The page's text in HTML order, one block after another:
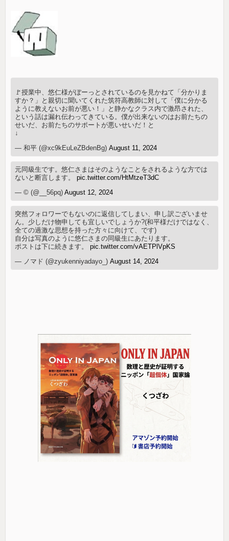
🚩授業中、悠仁様がぼーっとされているのを見かねて「分かりま
すか？」と親切に聞いてくれた筑符高教師に対して「僕に分かる
ように教えないお前が悪い！」と静かなクラス内で激昂された、
という話は漏れ伝わってきている。僕が出来ないのはお前たちの
せいだ、お前たちのサポートが悪いせいだ！と
↓
— 和平 (@xc9kEuLeZBdenBg)August 11, 2024
元同級生です。悠仁さまはそのようなことをされるような方では
ないと断言します。pic.twitter.com/HtMtzeT3dC
— © (@__56pq)August 12, 2024
突然フォロワーでもないのに返信してしまい、申し訳ございませ
ん。少しだけ物申しても宜しいでしょうか?(和平様だけではなく、
全ての過激な思想を持った方々に向けて、です)
自分は写真のように悠仁さまの同級生にあたります。
ポストは下に続きます。pic.twitter.com/vAETPlVpKS
— ノマド (@zyukenniyadayo_)August 14, 2024